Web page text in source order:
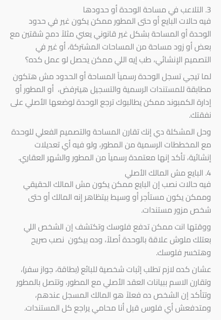
3. التلاعب في مساحة الوحدة أو حدودها
فيه حالات البايع أو حتى المطور ممكن يكون غير في حدود
الوحدة أو المساحة بشكل غير قانوني يعني مثلاً دمج شقتين مع
بعض أو زود مساحة من المساحات المشتركة، أو غير في
التصميم الإنشائي، طب إيه اللي ممكن يحصل لو عمل كده؟
لما تيجي تسجل الوحدة رسمياً المساحة أو الحدود مش هتكون
مطابقة للمستندات الرسمية والتسجيل هيترفض، أو المطور أو
إدارة الكمبوند ممكن يطالبوك ترجع الوحدة لوضعها الأصلي على
نفقتك.
وحل المشكلة دي إنك تقارن المساحة والتصميم الفعلي للوحدة
مع المخططات الرسمية من المطور، ولو فيه أي تعديلات
إنشائية، تأكد إنها معتمدة رسمياً من المطور والشهر العقاري.
4. البايع مش المالك الأصلي
فيه حالات نصب إن البايع ممكن يكون مش المالك الحقيقي
وممكن يكون مستأجر أو وسيط بيتظاهر إنه المالك أو حتى
شخص مزور مستندات.
ووقتها انت ممكن تدفع فلوسك وتكتشف إن الشخص اللي
بعتلك ملوش علاقة بالوحدة أصلاً، وده بيكون نصب صريح
وهتخسر فلوسك.
عشان كده لازم تطلب إثبات شخصية للبائع (بطاقة، جواز سفر)،
وتقارن الاسم ببيانات العقد الأصلي مع المطور، وتتصل بالمطور
وتتأكد إن الشخص ده فعلاً هو المالك المسجل عندهم،
ومتدفعش أي فلوس قبل أنا محامي يراجع كل المستندات.